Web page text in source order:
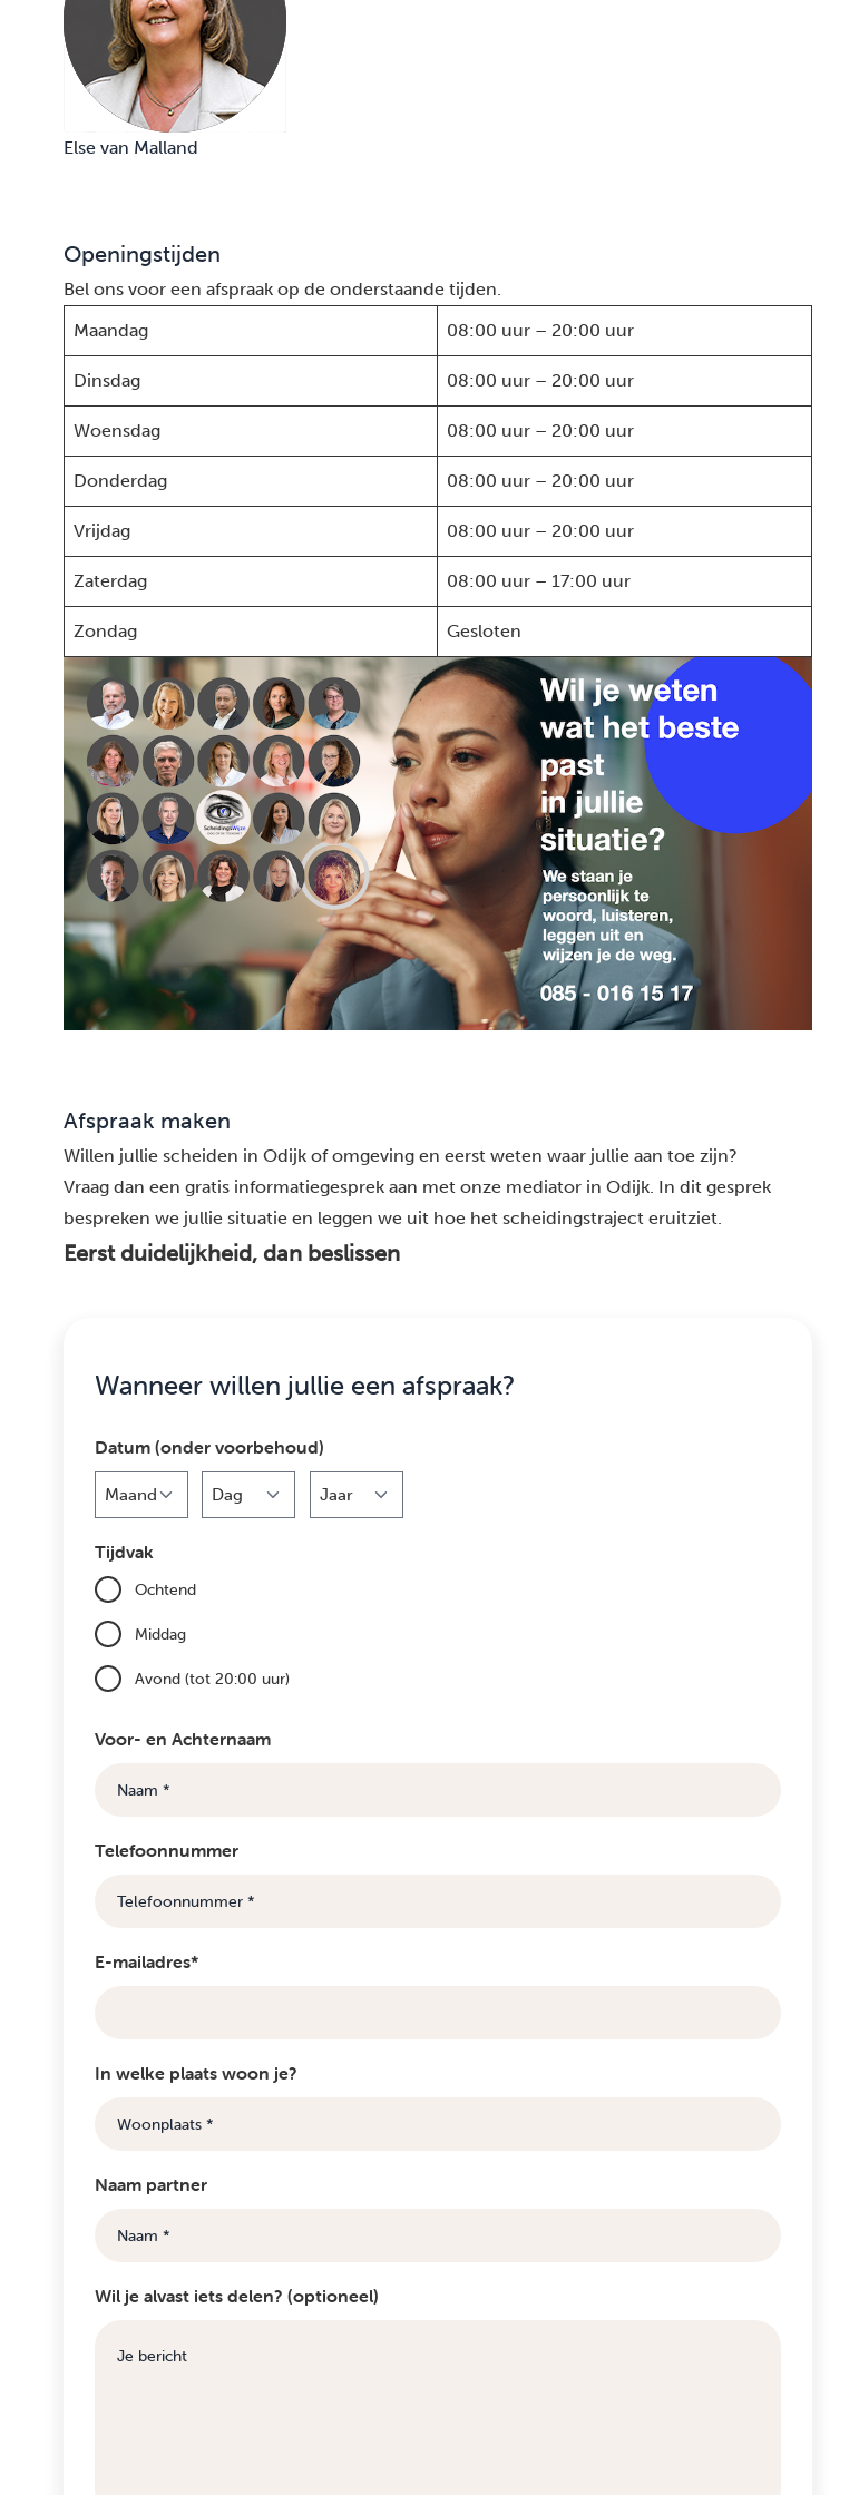
Else van Malland
Openingstijden
Bel ons voor een afspraak op de onderstaande tijden.
Maandag
08:00 uur – 20:00 uur
Dinsdag 08:00 uur – 20:00 uur
Woensdag 08:00 uur – 20:00 uur
Donderdag 08:00 uur – 20:00 uur
Vrijdag 08:00 uur – 20:00 uur
Zaterdag 08:00 uur – 17:00 uur
Zondag Gesloten
Afspraak maken
Willen jullie scheiden in Odijk of omgeving en eerst weten waar jullie aan toe zijn?
Vraag dan een gratis informatiegesprek aan met onze mediator in Odijk. In dit gesprek
bespreken we jullie situatie en leggen we uit hoe het scheidingstraject eruitziet.
Eerst duidelijkheid, dan beslissen
Wanneer willen jullie een afspraak?
Datum (onder voorbehoud)
Tijdvak
Ochtend
Middag
Avond (tot 20:00 uur)
Voor- en Achternaam
Telefoonnummer
E-mailadres*
In welke plaats woon je?
Naam partner
Wil je alvast iets delen? (optioneel)